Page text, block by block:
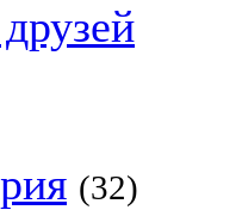
(32)